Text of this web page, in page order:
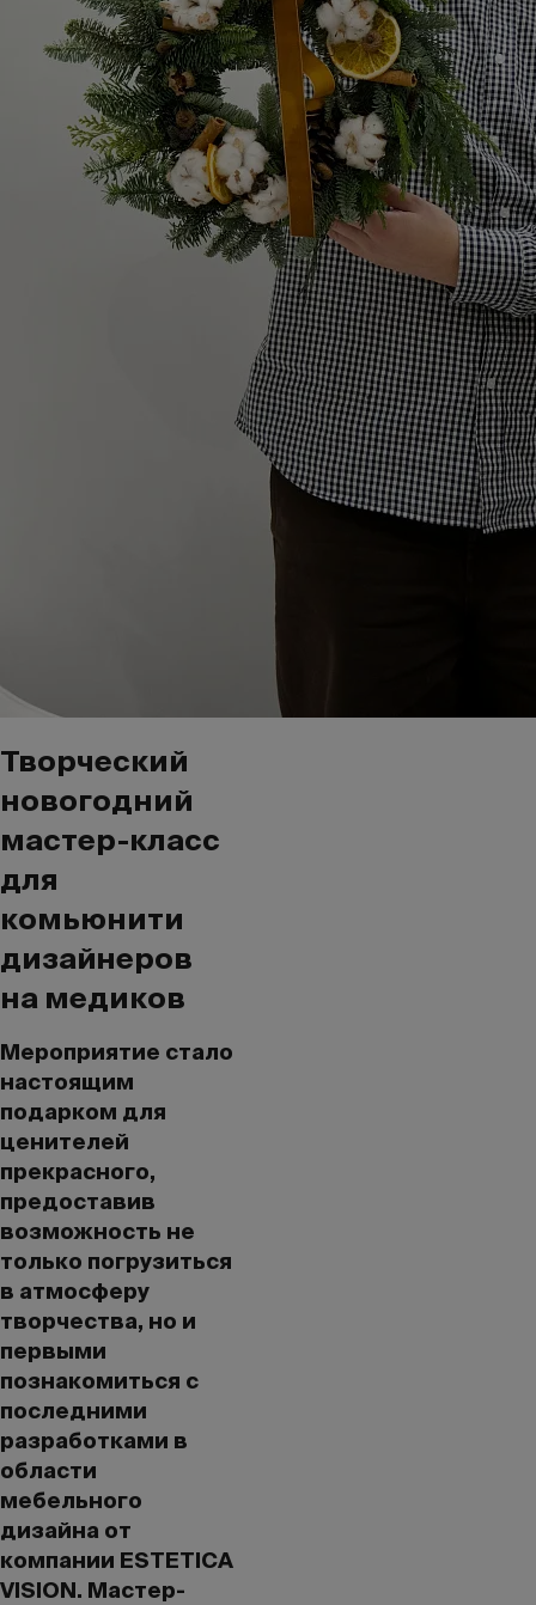
Творческий
новогодний
мастер-класс
для
комьюнити
дизайнеров
на медиков
Мероприятие стало
настоящим
подарком для
ценителей
прекрасного,
предоставив
возможность не
только погрузиться
в атмосферу
творчества, но и
первыми
познакомиться с
последними
разработками в
области
мебельного
дизайна от
компании ESTETICA
VISION. Мастер-